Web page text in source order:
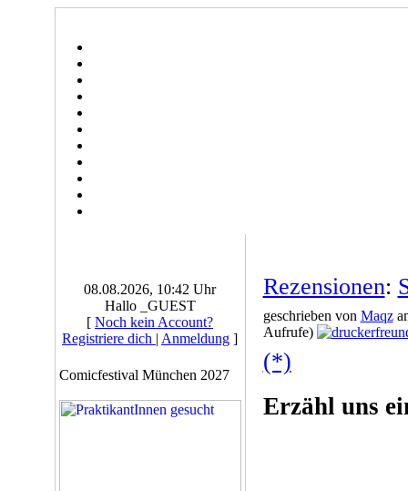
08.08.2026, 10:42 Uhr
Hallo _GUEST
[ Noch kein Account?
Registriere dich | Anmeldung ]
Comicfestival München 2027
Rezensionen:
geschrieben von Maqz
Aufrufe)
(*)
Erzähl uns